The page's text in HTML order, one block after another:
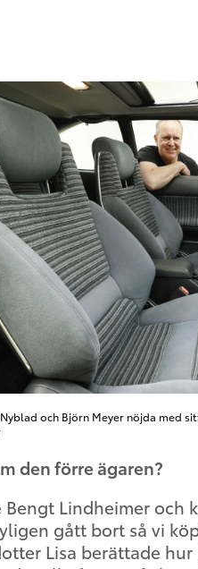
och Björn Meyer nöjda med
den förre ägaren?
Lindheimer och
gått bort så vi
Lisa berättade